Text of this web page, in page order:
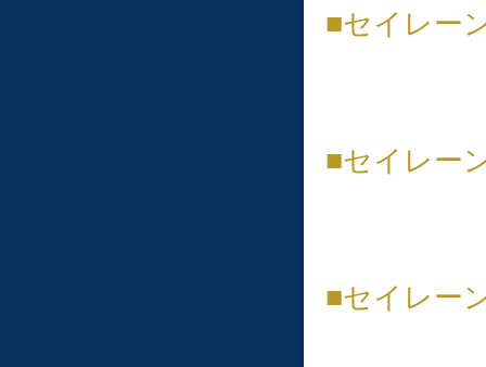
■セイレー
■セイレー
■セイレー